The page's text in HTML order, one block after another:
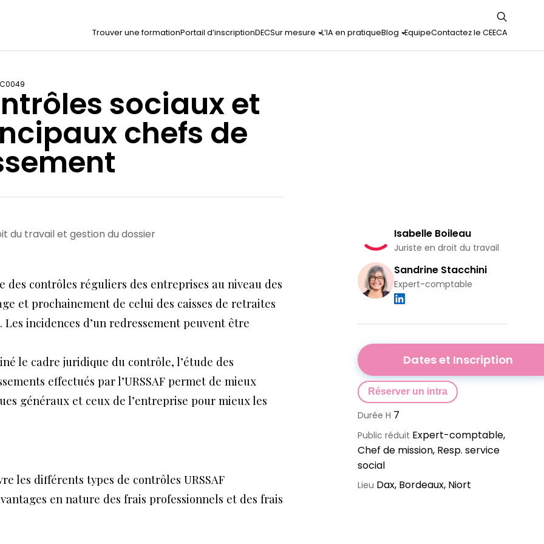
Trouver une formationPortail d’inscriptionDECSur mesure L’IA en pratiqueBlog EquipeContactez le CEECA
sociaux et
chefs de
du travail et gestion du dossier
des contrôles réguliers des entreprises au niveau des
et prochainement de celui des caisses de retraites
Les incidences d’un redressement peuvent être
le cadre juridique du contrôle, l’étude des
effectués par l’URSSAF permet de mieux
généraux et ceux de l’entreprise pour mieux les
les différents types de contrôles URSSAF
en nature des frais professionnels et des frais
Isabelle Boileau
Juriste en droit du travail
Sandrine Stacchini
Expert-comptable
Dates et Inscription
Réserver un intra
Durée H 7
Public réduit Expert-comptable,
Chef de mission, Resp. service
social
Lieu Dax, Bordeaux, Niort